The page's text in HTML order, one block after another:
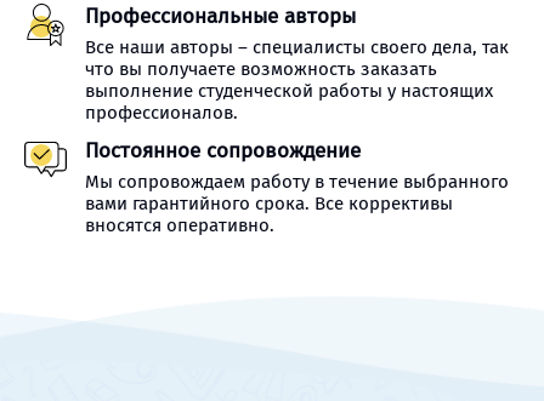
Профессиональные авторы
Все наши авторы – специалисты своего дела, так
что вы получаете возможность заказать
выполнение студенческой работы у настоящих
профессионалов.
Постоянное сопровождение
Мы сопровождаем работу в течение выбранного
вами гарантийного срока. Все коррективы
вносятся оперативно.